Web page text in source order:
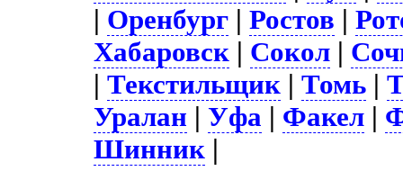
| Оренбург |Ростов |
Хабаровск | Сокол |
|Текстильщик |Томь |
Уралан |Уфа | Факел |
Шинник |